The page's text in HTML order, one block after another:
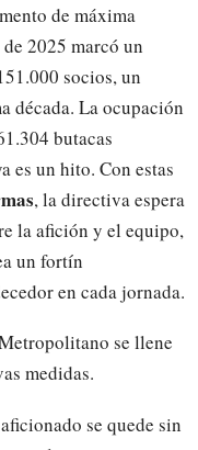
de máxima
2025 marcó un
socios, un
década. La ocupación
butacas
es un hito. Con estas
, la directiva espera
la afición y el equipo,
un fortín
en cada jornada.
se llene
medidas.
se quede sin